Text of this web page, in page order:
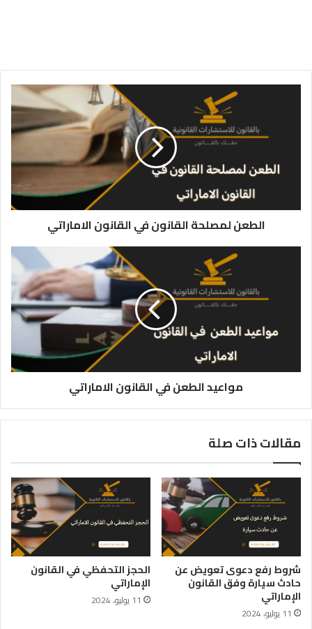
الاماراتي
الطعن لمصلحة القانون في القانون الاماراتي
مواعيد الطعن في القانون الاماراتي
مقالات ذات صلة
شروط رفع دعوى تعويض عن
حادث سيارة وفق القانون
الإماراتي
11 يوليو، 2024
الحجز التحفظي في القانون
الإماراتي
11 يوليو، 2024